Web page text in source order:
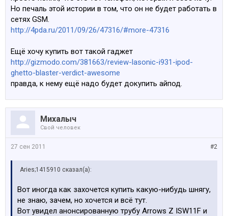
Но печаль этой истории в том, что он не будет работать в
сетях GSM.
http://4pda.ru/2011/09/26/47316/#more-47316
Ещё хочу купить вот такой гаджет
http://gizmodo.com/381663/review-lasonic-i931-ipod-
ghetto-blaster-verdict-awesome
правда, к нему ещё надо будет докупить айпод.
Михалыч
Свой человек
#2
27 сен 2011
Aries;1415910 сказал(а):
Вот иногда как захочется купить какую-нибудь шнягу,
не знаю, зачем, но хочется и всё тут.
Вот увидел анонсированную трубу Arrows Z ISW11F и